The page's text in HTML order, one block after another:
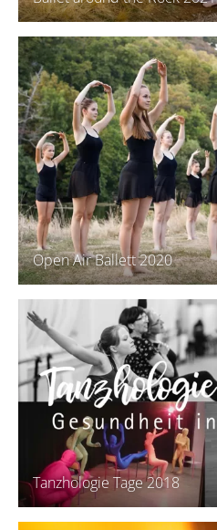
Open Air Ballett 2020
Tanzhologie Tage 2018